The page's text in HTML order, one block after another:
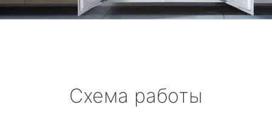
Схема работы